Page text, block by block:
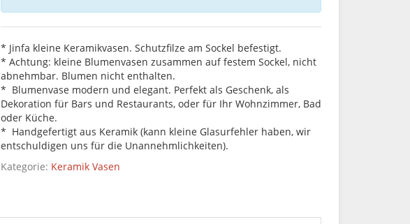
* Jinfa kleine Keramikvasen. Schutzfilze am Sockel befestigt.
* Achtung: kleine Blumenvasen zusammen auf festem Sockel, nicht
abnehmbar. Blumen nicht enthalten.
* Blumenvase modern und elegant. Perfekt als Geschenk, als
Dekoration für Bars und Restaurants, oder für Ihr Wohnzimmer, Bad
oder Küche.
* Handgefertigt aus Keramik (kann kleine Glasurfehler haben, wir
entschuldigen uns für die Unannehmlichkeiten).
Kategorie: Keramik Vasen